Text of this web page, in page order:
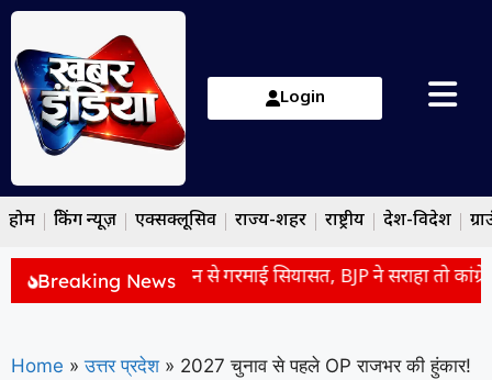
Login
होम ब्रेकिंग न्यूज़ एक्सक्लूसिव राज्य-शहर राष्ट्रीय देश-विदेश
Breaking News
मोहन भागवत के बयान से गरमाई सियासत, BJP ने सराहा तो कांग्रेस ने
Home » उत्तर प्रदेश » 2027 चुनाव से पहले OP राजभर की हुंकार!